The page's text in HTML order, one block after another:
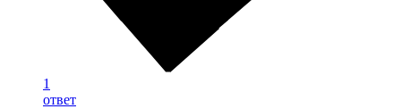
1
ответ